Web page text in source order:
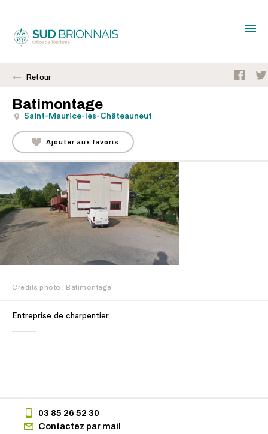
Retour
Batimontage
Saint-Maurice-lès-Châteauneuf
Ajouter aux favoris
Crédits photo : Batimontage
Entreprise de charpentier.
03 85 26 52 30
Contactez par mail